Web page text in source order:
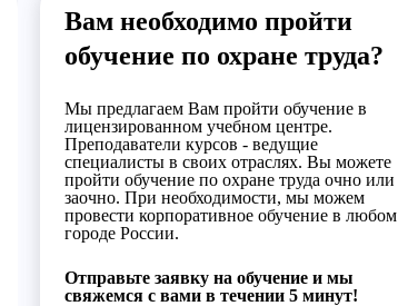
Вам необходимо пройти
обучение по охране труда?
Мы предлагаем Вам пройти обучение в
лицензированном учебном центре.
Преподаватели курсов - ведущие
специалисты в своих отраслях. Вы можете
пройти обучение по охране труда очно или
заочно. При необходимости, мы можем
провести корпоративное обучение в любом
городе России.
Отправьте заявку на обучение и мы
свяжемся с вами в течении 5 минут!